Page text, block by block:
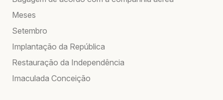
Meses
Setembro
Implantação da República
Restauração da Independência
Imaculada Conceição